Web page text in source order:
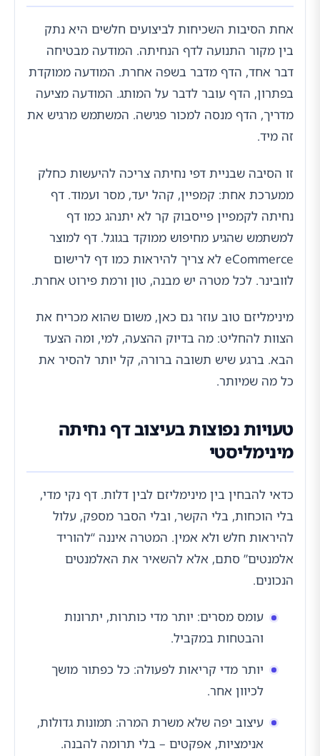
אחת הסיבות השכיחות לביצועים חלשים היא נתק
בין מקור התנועה לדף הנחיתה. המודעה מבטיחה
דבר אחד, הדף מדבר בשפה אחרת. המודעה ממוקדת
בפתרון, הדף עובר לדבר על המותג. המודעה מציעה
מדריך, הדף מנסה למכור פגישה. המשתמש מרגיש את
זה מיד.
זו הסיבה שבניית דפי נחיתה צריכה להיעשות כחלק
ממערכת אחת: קמפיין, קהל יעד, מסר ועמוד. דף
נחיתה לקמפיין פייסבוק קר לא יתנהג כמו דף
למשתמש שהגיע מחיפוש ממוקד בגוגל. דף למוצר
eCommerce לא צריך להיראות כמו דף לרישום
לוובינר. לכל מטרה יש מבנה, טון ורמת פירוט אחרת.
מינימליזם טוב עוזר גם כאן, משום שהוא מכריח את
הצוות להחליט: מה בדיוק ההצעה, למי, ומה הצעד
הבא. ברגע שיש תשובה ברורה, קל יותר להסיר את
כל מה שמיותר.
טעויות נפוצות בעיצוב דף נחיתה
מינימליסטי
כדאי להבחין בין מינימליזם לבין דלות. דף נקי מדי,
בלי הוכחות, בלי הקשר, ובלי הסבר מספק, עלול
להיראות חלש ולא אמין. המטרה איננה “להוריד
אלמנטים” סתם, אלא להשאיר את האלמנטים
הנכונים.
עומס מסרים: יותר מדי כותרות, יתרונות
והבטחות במקביל.
יותר מדי קריאות לפעולה: כל כפתור מושך
לכיוון אחר.
עיצוב יפה שלא משרת המרה: תמונות גדולות,
אנימציות, אפקטים – בלי תרומה להבנה.